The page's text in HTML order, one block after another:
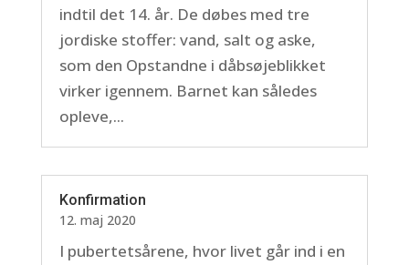
indtil det 14. år. De døbes med tre
jordiske stoffer: vand, salt og aske,
som den Opstandne i dåbsøjeblikket
virker igennem. Barnet kan således
opleve,...
Konfirmation
12. maj 2020
I pubertetsårene, hvor livet går ind i en